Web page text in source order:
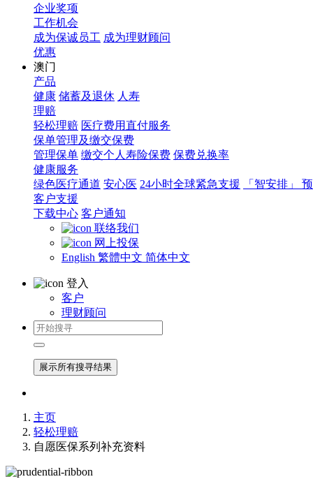
企业奖项
工作机会
成为保诚员工 成为理财顾问
优惠
澳门
产品
健康 储蓄及退休 人寿
理赔
轻松理赔 医疗费用直付服务
保单管理及缴交保费
管理保单 缴交个人寿险保费 保费兑换率
健康服务
绿色医疗通道 安心医 24小时全球紧急支援
「智安排」
客户支援
下载中心 客户通知
联络我们
网上投保
English 繁體中文 简体中文
登入
客户
理财顾问
展示所有搜寻结果
主页
轻松理赔
自愿医保系列补充资料